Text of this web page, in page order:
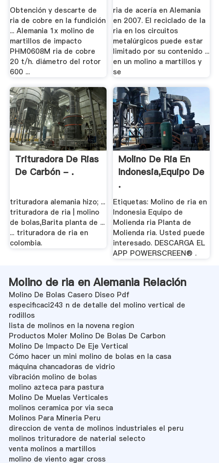
Obtención y descarte de
ria de cobre en la fundición
... Alemania 1x molino de
martillos de impacto
PHM0608M ria de cobre
20 t/h. diámetro del rotor
600 ...
ria de acería en Alemania
en 2007. El reciclado de la
ria en los circuitos
metalúrgicos puede estar
limitado por su contenido ...
en un molino a martillos y
se
Trituradora De Rias
De Carbón - .
trituradora alemania hizo; ...
trituradora de ria | molino
de bolas,Barita planta de ...
... trituradora de ria en
colombia.
Molino De Ria En
Indonesia,Equipo De
.
Etiquetas: Molino de ria en
Indonesia Equipo de
Molienda ria Planta de
Molienda ria. Usted puede
interesado. DESCARGA EL
APP POWERSCREEN® .
Molino de ria en Alemania Relación
Molino De Bolas Casero Diseo Pdf
especificaci243 n de detalle del molino vertical de
rodillos
lista de molinos en la novena region
Productos Moler Molino De Bolas De Carbon
Molino De Impacto De Eje Vertical
Cómo hacer un mini molino de bolas en la casa
máquina chancadoras de vidrio
vibración molino de bolas
molino azteca para pastura
Molino De Muelas Verticales
molinos ceramica por via seca
Molinos Para Mineria Peru
direccion de venta de molinos industriales el peru
molinos trituradore de naterial selecto
venta molinos a martillos
molino de viento agar cross